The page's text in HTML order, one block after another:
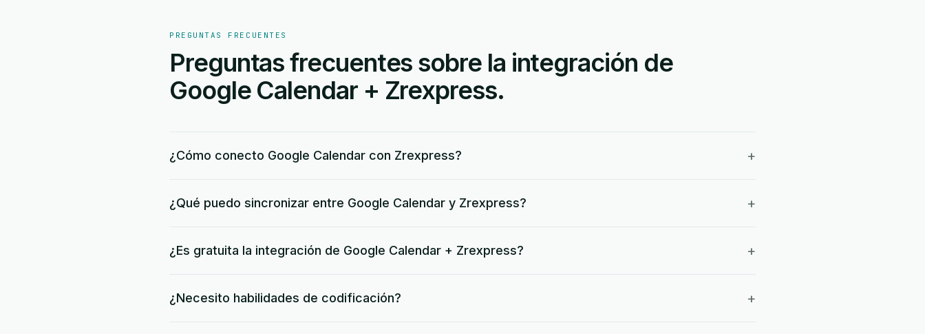
PREGUNTAS FRECUENTES
Preguntas frecuentes sobre la integración de
Google Calendar + Zrexpress.
¿Cómo conecto Google Calendar con Zrexpress? +
¿Qué puedo sincronizar entre Google Calendar y Zrexpress? +
¿Es gratuita la integración de Google Calendar + Zrexpress? +
¿Necesito habilidades de codificación? +